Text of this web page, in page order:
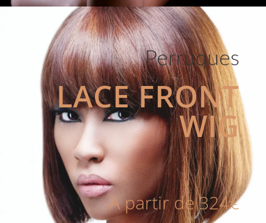
Perruques
LACE FRONT
WIG
A partir de 324€